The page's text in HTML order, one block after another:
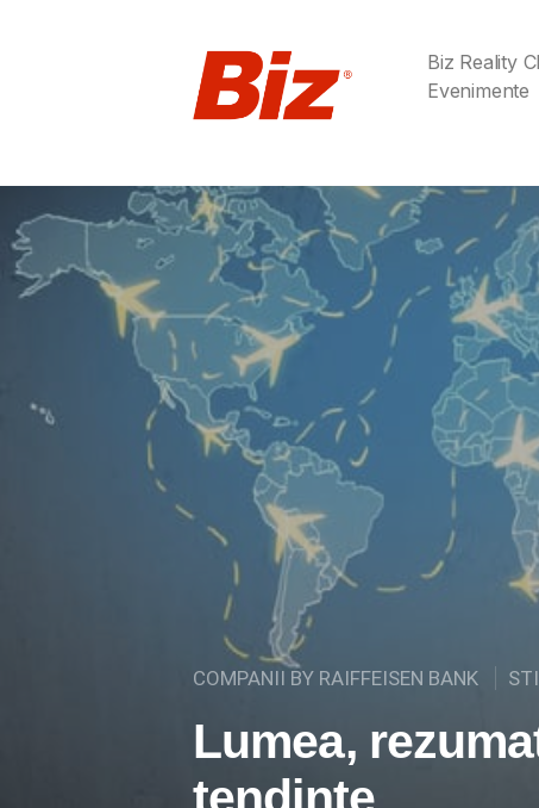
Biz Reality
Evenimente
COMPANII BY RAIFFEISEN BANK
Lumea,